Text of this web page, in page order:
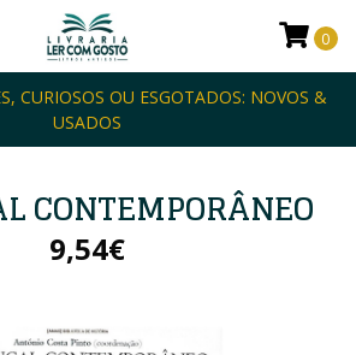
CURIOSOS OU ESGOTADOS: NOVOS &
USADOS
0
CONTEMPORÂNEO
9,54€